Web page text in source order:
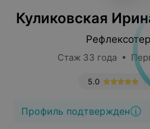
Куликовская
Стаж 33 года •
5.0
Профиль подтвержден